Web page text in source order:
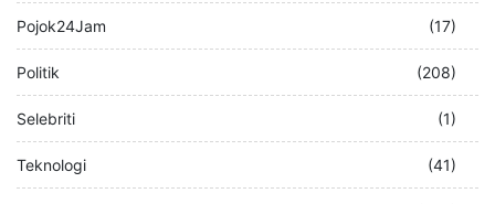
Pojok24Jam (17)
Politik (208)
Selebriti (1)
Teknologi (41)